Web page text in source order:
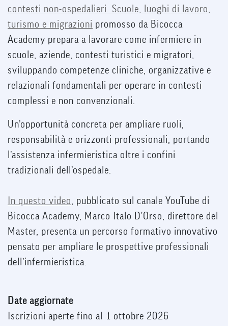
contesti non-ospedalieri. Scuole, luoghi di lavoro,
turismo e migrazioni promosso da Bicocca
Academy prepara a lavorare come infermiere in
scuole, aziende, contesti turistici e migratori,
sviluppando competenze cliniche, organizzative e
relazionali fondamentali per operare in contesti
complessi e non convenzionali.
Un’opportunità concreta per ampliare ruoli,
responsabilità e orizzonti professionali, portando
l’assistenza infermieristica oltre i confini
tradizionali dell’ospedale.
In questo video, pubblicato sul canale YouTube di
Bicocca Academy, Marco Italo D'Orso, direttore del
Master, presenta un percorso formativo innovativo
pensato per ampliare le prospettive professionali
dell’infermieristica.
Date aggiornate
Iscrizioni aperte fino al 1 ottobre 2026